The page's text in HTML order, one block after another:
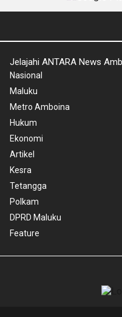
Jelajahi ANTARA News
Nasional
Maluku
Metro Amboina
Hukum
Ekonomi
Artikel
Kesra
Tetangga
Polkam
DPRD Maluku
Feature